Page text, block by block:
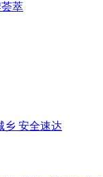
萃
乡 安全速达